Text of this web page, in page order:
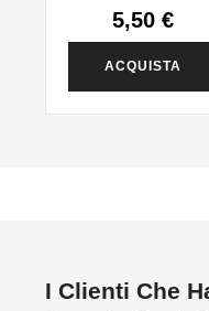
5,50 €
ACQUISTA
I Clienti Che